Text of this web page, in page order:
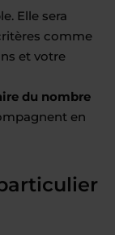
Elle sera
comme
et votre
du nombre
en